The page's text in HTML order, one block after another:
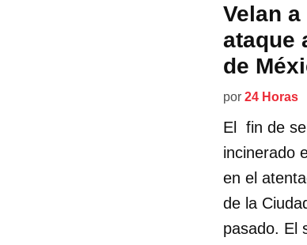
Velan
ataque
de
por 24 Horas
El fin de
incinerado
en el
de la
pasado. El